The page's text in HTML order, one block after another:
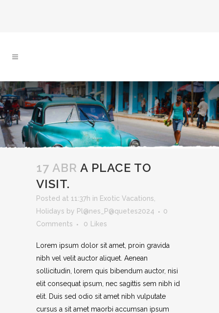
17 ABR A PLACE TO
VISIT.
Posted at 11:37h in Exotic Vacations
Holidays by Pl@nes_P@quetes2024
0
Comments
0 Likes
Lorem ipsum dolor sit amet, proin gravida
nibh vel velit auctor aliquet. Aenean
sollicitudin, lorem quis bibendum auctor, nisi
elit consequat ipsum, nec sagittis sem nibh id
elit. Duis sed odio sit amet nibh vulputate
cursus a sit amet maorbi accumsan ipsum